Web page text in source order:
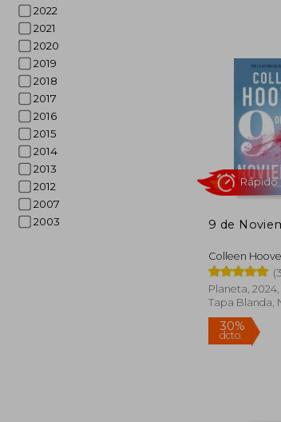
2022
2021
2020
2019
2018
2017
2016
2015
2014
2013
2012
2007
2003
30%
dcto.
9 de
Colleen
Planeta, 2024,
Tapa Blanda,